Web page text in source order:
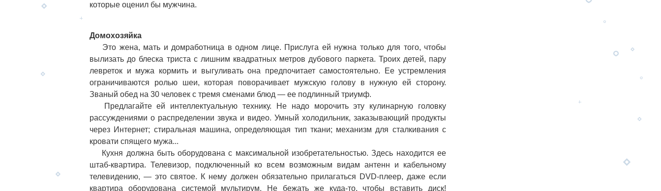
которые оценил бы мужчина.
Домохозяйка
Это жена, мать и домработница в одном лице. Прислуга ей нужна только для того, чтобы
вылизать до блеска триста с лишним квадратных метров дубового паркета. Троих детей, пару
левреток и мужа кормить и выгуливать она предпочитает самостоятельно. Ее устремления
ограничиваются ролью шеи, которая поворачивает мужскую голову в нужную ей сторону.
Званый обед на 30 человек с тремя сменами блюд — ее подлинный триумф.
Предлагайте ей интеллектуальную технику. Не надо морочить эту кулинарную головку
рассуждениями о распределении звука и видео. Умный холодильник, заказывающий продукты
через Интернет; стиральная машина, определяющая тип ткани; механизм для сталкивания с
кровати спящего мужа...
Кухня должна быть оборудована с максимальной изобретательностью. Здесь находится ее
штаб-квартира. Телевизор, подключенный ко всем возможным видам антенн и кабельному
телевидению, — это святое. К нему должен обязательно прилагаться DVD-плеер, даже если
квартира оборудована системой мультирум. Не бежать же куда-то, чтобы вставить диск!